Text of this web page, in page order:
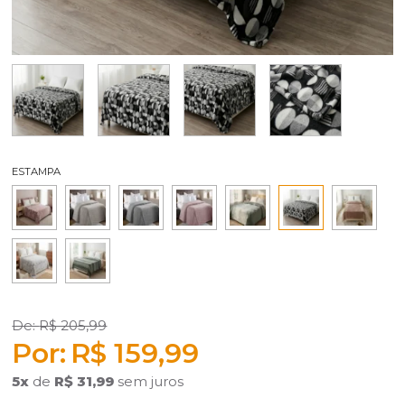
ESTAMPA
R$ 205,99
R$ 159,99
5x de R$ 31,99 sem juros